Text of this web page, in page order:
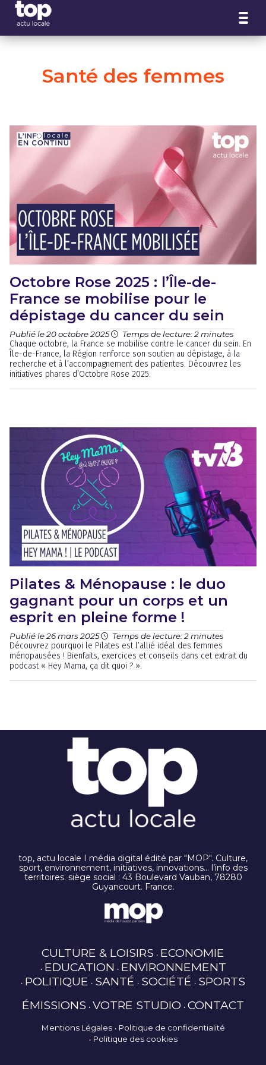
Santé des femmes
Octobre Rose 2025 : l’Île-de-
France se mobilise pour le
dépistage du cancer du sein
Publié le 20 octobre 2025 Temps de lecture: 2 minutes
Chaque octobre, la France se mobilise contre le cancer du sein. En
Île-de-France, la Région renforce son soutien au dépistage, à la
recherche et à l’accompagnement des patientes. Découvrez les
initiatives phares d’Octobre Rose 2025.
Pilates & Ménopause : le duo
gagnant pour un corps et un
esprit en pleine forme !
Publié le 26 mars 2025 Temps de lecture: 2 minutes
Découvrez pourquoi le Pilates est l’allié idéal des femmes
ménopausées ! Bienfaits, exercices et conseils dans cet extrait du
podcast « Hey Mama, ça dit quoi ? ».
top, actu locale I média digital édité par "MOP". Culture,
sport, environnement, initiatives, innovations… l’info des
territoires. siège social : 43 Boulevard Vauban, 78280
Guyancourt. France.
CULTURE & LOISIRS ECONOMIE
EDUCATION ENVIRONNEMENT
POLITIQUE SANTÉ SOCIÉTÉ SPORTS
ÉMISSIONS VOTRE STUDIO CONTACT
Mentions Légales
Politique de confidentialité
Politique des cookies
Panneau de gestion des cookies